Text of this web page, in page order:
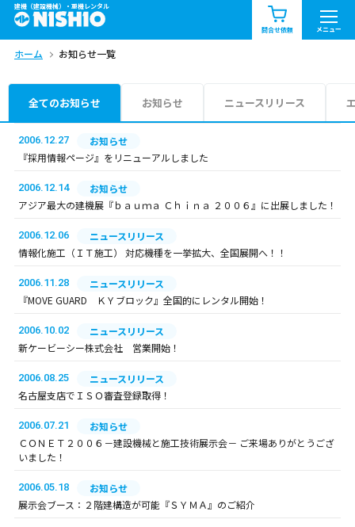
建機（建設機械）・重機レンタル
問合せ依頼 メニュー
商品一覧 お知らせ一覧
問合せ依頼リスト
エリア情報を見る
ホーム お知らせ一覧
全てのお知らせ お知らせ ニュースリリース
2006.12.27
お知らせ
『採用情報ページ』をリニューアルしました
2006.12.14
お知らせ
アジア最大の建機展『ｂａｕｍａ Ｃｈｉｎａ ２００６』に出展しました！
2006.12.06
ニュースリリース
情報化施工（ＩＴ施工） 対応機種を一挙拡大、全国展開へ！！
2006.11.28
ニュースリリース
『MOVE GUARD ＫＹブロック』全国的にレンタル開始！
2006.10.02
ニュースリリース
新ケービーシー株式会社 営業開始！
2006.08.25
ニュースリリース
名古屋支店でＩＳＯ審査登録取得！
2006.07.21
お知らせ
ＣＯＮＥＴ２００６－建設機械と施工技術展示会－ ご来場ありがとうござ
いました！
2006.05.18
お知らせ
展示会ブース：２階建構造が可能『ＳＹＭＡ』のご紹介